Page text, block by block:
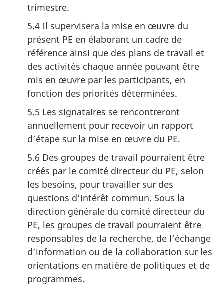
trimestre.
5.4 Il supervisera la mise en œuvre du
présent PE en élaborant un cadre de
référence ainsi que des plans de travail et
des activités chaque année pouvant être
mis en œuvre par les participants, en
fonction des priorités déterminées.
5.5 Les signataires se rencontreront
annuellement pour recevoir un rapport
d’étape sur la mise en œuvre du PE.
5.6 Des groupes de travail pourraient être
créés par le comité directeur du PE, selon
les besoins, pour travailler sur des
questions d’intérêt commun. Sous la
direction générale du comité directeur du
PE, les groupes de travail pourraient être
responsables de la recherche, de l’échange
d’information ou de la collaboration sur les
orientations en matière de politiques et de
programmes.